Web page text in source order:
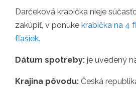
Darčeková krabička nieje
zakúpiť, v ponuke krabička na 4
fľašiek.
Dátum spotreby: je uvedený
Krajina pôvodu: Česká